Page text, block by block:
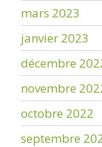
mars 2023
janvier 2023
décembre
novembre
octobre 2022
septembre